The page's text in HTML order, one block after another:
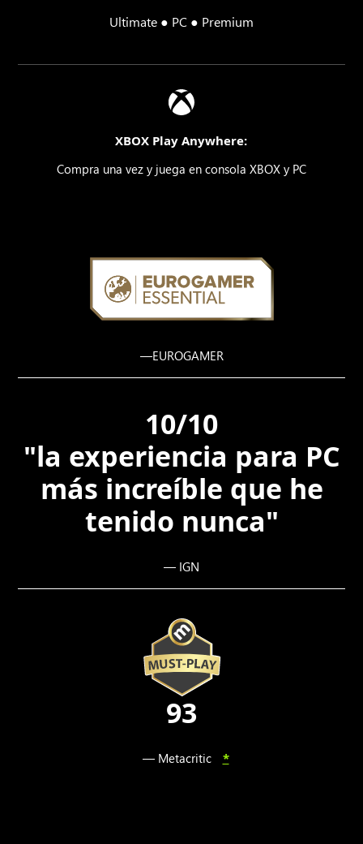
Ultimate ● PC ● Premium
XBOX Play Anywhere:
Compra una vez y juega en consola XBOX y PC
—EUROGAMER
10/10
"la experiencia para PC
más increíble que he
tenido nunca"
— IGN
93
— Metacritic *